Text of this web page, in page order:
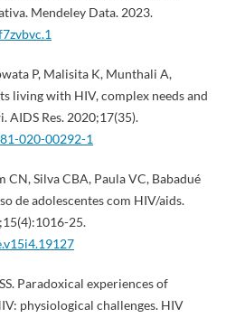
Mendeley Data. 2023.
P, Malisita K, Munthali A,
living with HIV, complex needs and
AIDS Res. 2020;17(35).
020-00292-1
CN, Silva CBA, Paula VC, Babadué
de adolescentes com HIV/aids.
25.
Paradoxical experiences of
physiological challenges. HIV